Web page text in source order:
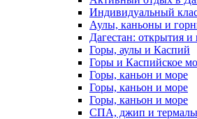
Индивидуальный
Аулы, каньоны и
Дагестан: открытия
Горы, аулы и Каспий
Горы и Каспийское
Горы, каньон и море
Горы, каньон и море
Горы, каньон и море
СПА, джип и